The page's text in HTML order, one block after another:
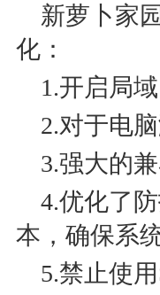
新萝卜家
化：
1.开启局
2.对于电
3.强大的
4.优化了
本，确保系
5.禁止使